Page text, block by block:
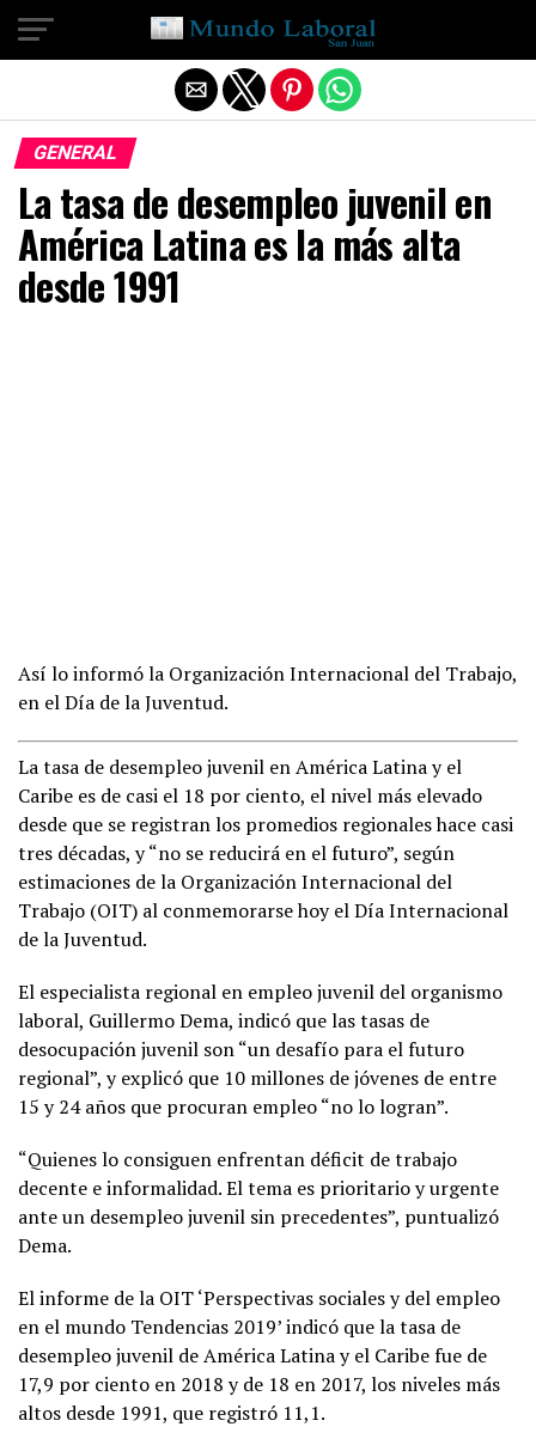
GENERAL
La tasa de desempleo juvenil en
América Latina es la más alta
desde 1991
Así lo informó la Organización Internacional del Trabajo,
en el Día de la Juventud.
La tasa de desempleo juvenil en América Latina y el
Caribe es de casi el 18 por ciento, el nivel más elevado
desde que se registran los promedios regionales hace casi
tres décadas, y “no se reducirá en el futuro”, según
estimaciones de la Organización Internacional del
Trabajo (OIT) al conmemorarse hoy el Día Internacional
de la Juventud.
El especialista regional en empleo juvenil del organismo
laboral, Guillermo Dema, indicó que las tasas de
desocupación juvenil son “un desafío para el futuro
regional”, y explicó que 10 millones de jóvenes de entre
15 y 24 años que procuran empleo “no lo logran”.
“Quienes lo consiguen enfrentan déficit de trabajo
decente e informalidad. El tema es prioritario y urgente
ante un desempleo juvenil sin precedentes”, puntualizó
Dema.
El informe de la OIT ‘Perspectivas sociales y del empleo
en el mundo Tendencias 2019’ indicó que la tasa de
desempleo juvenil de América Latina y el Caribe fue de
17,9 por ciento en 2018 y de 18 en 2017, los niveles más
altos desde 1991, que registró 11,1.
Salir de la versión móvil